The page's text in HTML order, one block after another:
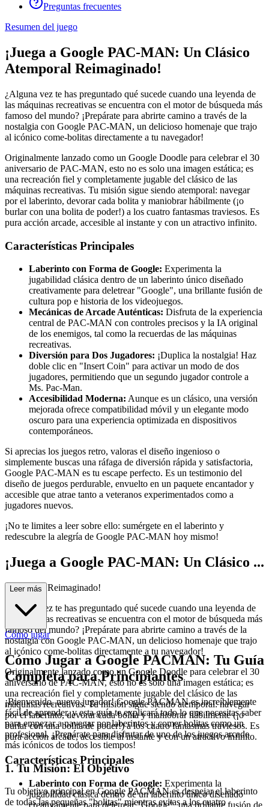
Preguntas frecuentes
Resumen del juego
¡Juega a Google PAC-MAN: Un Clásico
Atemporal Reimaginado!
¿Alguna vez te has preguntado qué sucede cuando una leyenda de
las máquinas recreativas se encuentra con el motor de búsqueda más
famoso del mundo? ¡Prepárate para abrirte camino a través de la
nostalgia con Google PAC-MAN, un delicioso homenaje que trajo
al icónico come-bolitas directamente a tu navegador!
Originalmente lanzado como un Google Doodle para celebrar el 30
aniversario de PAC-MAN, esto no es solo una imagen estática; es
una recreación fiel y completamente jugable del clásico de las
máquinas recreativas. Tu misión sigue siendo atemporal: navegar
por el laberinto, devorar cada bolita y maniobrar hábilmente (¡o
burlar con una bolita de poder!) a los cuatro fantasmas traviesos. Es
pura acción arcade, accesible al instante y con un atractivo infinito.
Características Principales
Laberinto con Forma de Google: Experimenta la
jugabilidad clásica dentro de un laberinto único diseñado
creativamente para deletrear "Google", una brillante fusión de
cultura pop e historia de los videojuegos.
Mecánicas de Arcade Auténticas: Disfruta de la experiencia
central de PAC-MAN con controles precisos y la IA original
de los enemigos, tal como la recuerdas de las máquinas
recreativas.
Diversión para Dos Jugadores: ¡Duplica la nostalgia! Haz
doble clic en "Insert Coin" para activar un modo de dos
jugadores, permitiendo que un segundo jugador controle a
Ms. Pac-Man.
Accesibilidad Moderna: Aunque es un clásico, una versión
mejorada ofrece compatibilidad móvil y un elegante modo
oscuro para una experiencia optimizada en dispositivos
contemporáneos.
Si aprecias los juegos retro, valoras el diseño ingenioso o
simplemente buscas una ráfaga de diversión rápida y satisfactoria,
Google PAC-MAN es tu escape perfecto. Es un testimonio del
diseño de juegos perdurable, envuelto en un paquete encantador y
accesible que atrae tanto a veteranos experimentados como a
jugadores nuevos.
¡No te limites a leer sobre ello: sumérgete en el laberinto y
redescubre la alegría de Google PAC-MAN hoy mismo!
¡Juega a Google PAC-MAN: Un Clásico ...
Atemporal Reimaginado!
¿Alguna vez te has preguntado qué sucede cuando una leyenda de
las máquinas recreativas se encuentra con el motor de búsqueda más
famoso del mundo? ¡Prepárate para abrirte camino a través de la
nostalgia con Google PAC-MAN, un delicioso homenaje que trajo
al icónico come-bolitas directamente a tu navegador!
Originalmente lanzado como un Google Doodle para celebrar el 30
aniversario de PAC-MAN, esto no es solo una imagen estática; es
una recreación fiel y completamente jugable del clásico de las
máquinas recreativas. Tu misión sigue siendo atemporal: navegar
por el laberinto, devorar cada bolita y maniobrar hábilmente (¡o
burlar con una bolita de poder!) a los cuatro fantasmas traviesos. Es
pura acción arcade, accesible al instante y con un atractivo infinito.
Características Principales
Laberinto con Forma de Google: Experimenta la
jugabilidad clásica dentro de un laberinto único diseñado
creativamente para deletrear "Google", una brillante fusión de
Leer más
Cómo jugar
Cómo Jugar a Google PACMAN: Tu Guía
Completa para Principiantes
¡Bienvenido, nuevo jugador! Google PACMAN es increíblemente
fácil de aprender, y esta guía te explicará todo lo que necesitas saber
para empezar a navegar por laberintos y comer bolitas como un
profesional. ¡Prepárate para disfrutar de uno de los juegos arcade
más icónicos de todos los tiempos!
1. Tu Misión: El Objetivo
Tu objetivo principal en Google PACMAN es despejar el laberinto
de todas las pequeñas "bolitas" mientras evitas a los cuatro